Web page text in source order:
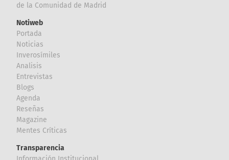
de la Comunidad de Madrid
Notiweb
Portada
Noticias
Inverosímiles
Analisis
Entrevistas
Blogs
Agenda
Reseñas
Magazine
Mentes Críticas
Transparencia